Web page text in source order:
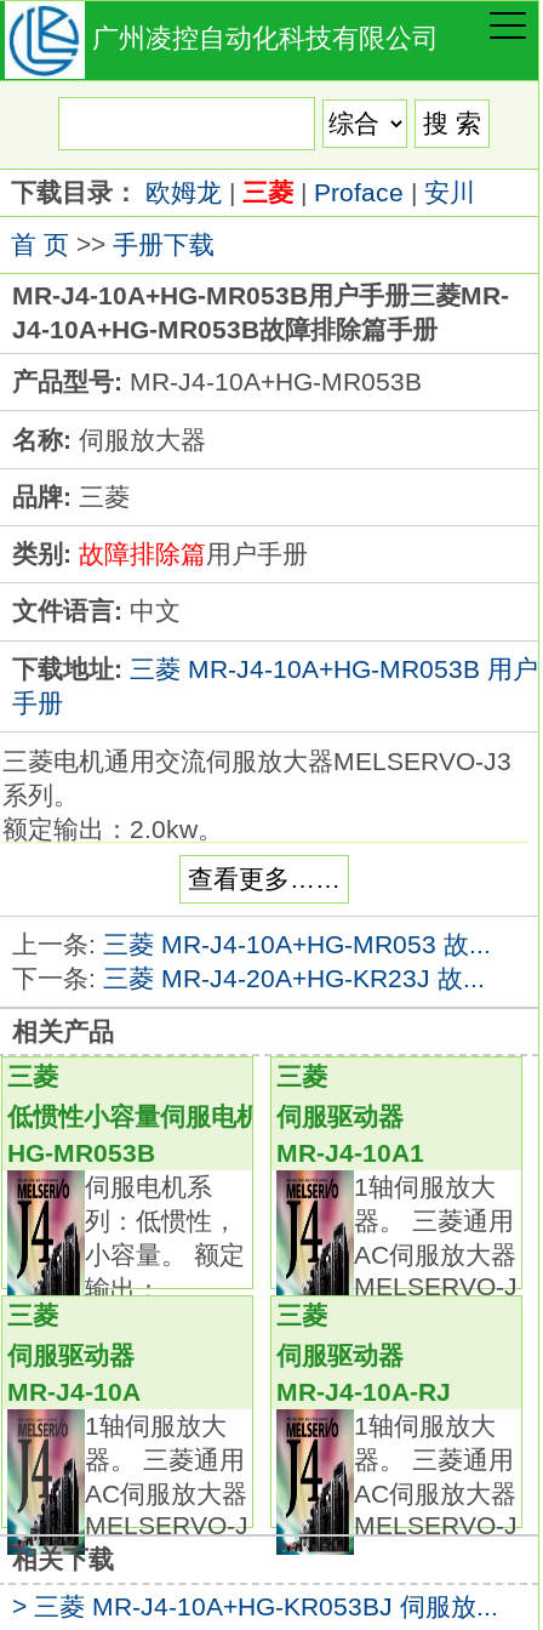
广州凌控自动化科技有限公司
下载目录： 欧姆龙 | 三菱| Proface | 安川
首 页>> 手册下载
MR-J4-10A+HG-MR053B用户手册三菱MR-
J4-10A+HG-MR053B故障排除篇手册
产品型号: MR-J4-10A+HG-MR053B
名称: 伺服放大器
品牌: 三菱
类别: 故障排除篇用户手册
文件语言: 中文
下载地址: 三菱 MR-J4-10A+HG-MR053B 用户
手册
三菱电机通用交流伺服放大器MELSERVO-J3
系列。
额定输出：2.0kw。
接口类型：SSCNETⅢ光纤通讯型。
电源规格：三相AC200V。
通过采用运动控制器和伺服放大器之间最快高
达0.44ms通讯周期的SSCNETⅢ高速串行通
讯，
可构建一个完全同步的控制系统三菱MR-J4-
10A+HG-MR053B手册
MR-J4-10A+HG-
MR053B
只需将专用的光纤插入到接头中即可组建
SSCNETⅢ网络，极大地减少了布线工作和减
小了误接线的可能性。
由于采用了光纤通讯，大大提高了抗噪声能力
并可实现高达800米(站间最大50米×16轴)的长
距离布线。
提供满足全闭环控制功能的伺服放大器MR-J3-
B-RJ006。
适用于机械的伺服优化调整!
更先进的优化调整功能和控制功能，最大限度
地提高机械性能三菱MR-J4-10A+HG-MR053B
手册。三菱电机通用交流伺服放大器
MELSERVO-J3系列。
额定输出：0.4kw。
接口类型：SSCNETⅢ光纤通讯型。
查看更多……
上一条: 三菱 MR-J4-10A+HG-MR053 故...
下一条: 三菱 MR-J4-20A+HG-KR23J 故...
相关产品
三菱
低惯性小容量伺服电机
HG-MR053B
伺服电机系
列：低惯性，
小容量。 额定
输出：
三菱
伺服驱动器
MR-J4-10A1
1轴伺服放大
器。 三菱通用
AC伺服放大器
MELSERVO-J
三菱
伺服驱动器
MR-J4-10A
1轴伺服放大
器。 三菱通用
AC伺服放大器
MELSERVO-J
三菱
伺服驱动器
MR-J4-10A-RJ
1轴伺服放大
器。 三菱通用
AC伺服放大器
MELSERVO-J
相关下载
> 三菱 MR-J4-10A+HG-KR053BJ 伺服放...